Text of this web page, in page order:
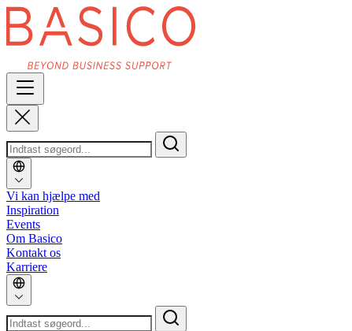
Vi kan hjælpe med
Inspiration
Events
Om Basico
Kontakt os
Karriere